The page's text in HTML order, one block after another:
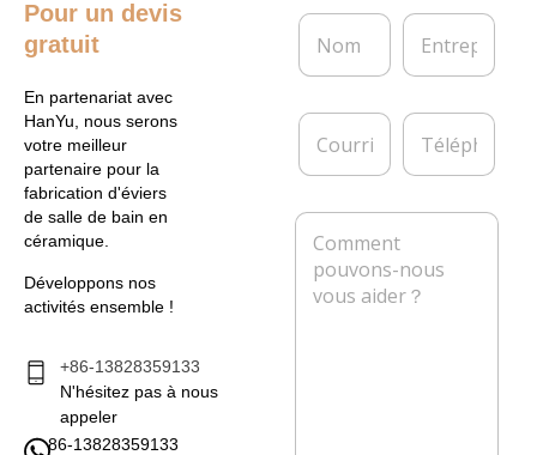
Pour un devis
gratuit
En partenariat avec
HanYu, nous serons
votre meilleur
partenaire pour la
fabrication d'éviers
de salle de bain en
céramique.
Développons nos
activités ensemble !
+86-13828359133
N'hésitez pas à nous
appeler
86-13828359133
N
m
E
t
e
C
u
r
T
l
p
n
e
M